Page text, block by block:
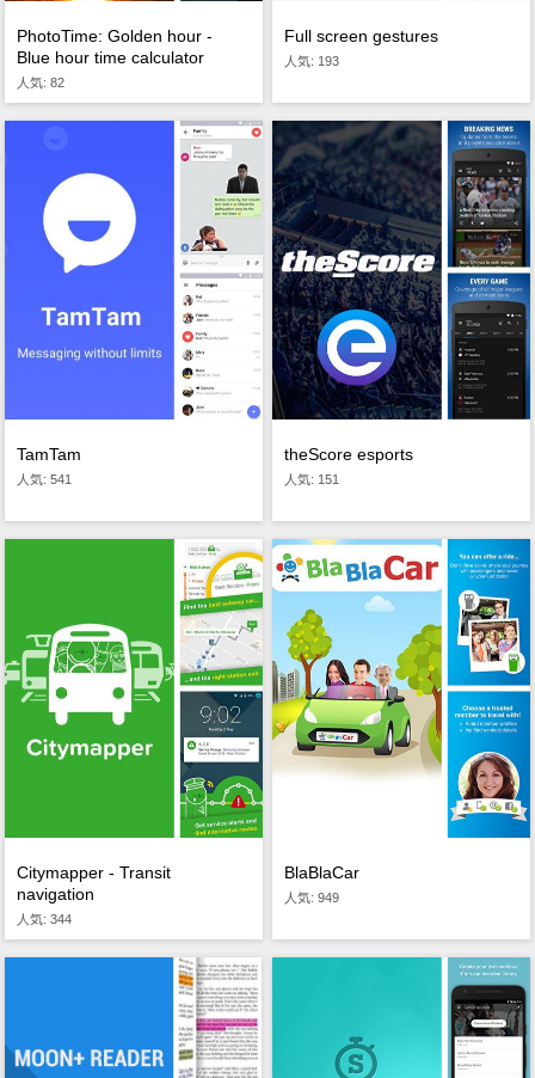
PhotoTime: Golden hour -
Blue hour time calculator
人気: 82
Full screen gestures
人気: 193
TamTam
人気: 541
theScore esports
人気: 151
Citymapper - Transit
navigation
人気: 344
BlaBlaCar
人気: 949